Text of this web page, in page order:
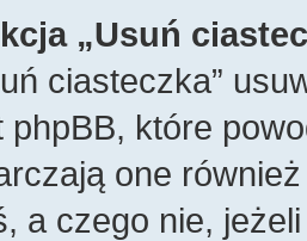
„Usuń
ciasteczka”
phpBB, które
one
a czego nie,